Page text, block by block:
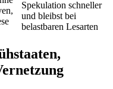
Spekulation schneller
und bleibst bei
belastbaren Lesarten